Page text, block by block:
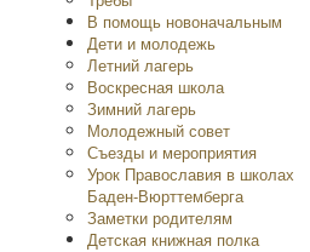
В помощь новоначальным
Дети и молодежь
Летний лагерь
Воскресная школа
Зимний лагерь
Молодежный совет
Съезды и мероприятия
Урок Православия в школах
Баден-Вюрттемберга
Заметки родителям
Детская книжная полка